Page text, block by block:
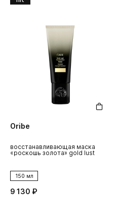
Oribe
восстанавливающая маска
«роскошь золота» gold lust
150 мл
9 130 ₽